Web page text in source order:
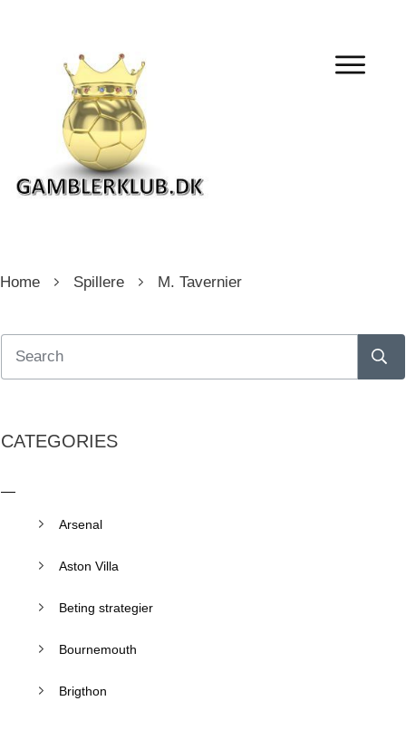
Home Spillere M. Tavernier
CATEGORIES
Arsenal
Aston Villa
Beting strategier
Bournemouth
Brigthon